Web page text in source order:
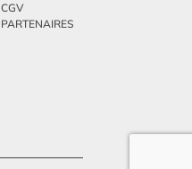
CGV
PARTENAIRES